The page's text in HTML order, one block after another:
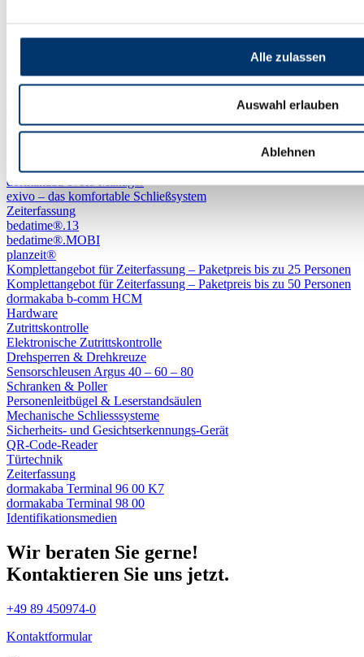
Alle zulassen
Auswahl erlauben
Ablehnen
Unsere Produkte
Zutrittskontrolle
bedatime®.13
Kommunikationssoftware
dormakaba evolo smart
dormakaba evolo Manager
exivo – das komfortable Schließsystem
Zeiterfassung
bedatime®.13
bedatime®.MOBI
planzeit®
Komplettangebot für Zeiterfassung – Paketpreis bis zu 25 Personen
Komplettangebot für Zeiterfassung – Paketpreis bis zu 50 Personen
dormakaba b-comm HCM
Hardware
Zutrittskontrolle
Elektronische Zutrittskontrolle
Drehsperren & Drehkreuze
Sensorschleusen Argus 40 – 60 – 80
Schranken & Poller
Personenleitbügel & Leserstandsäulen
Mechanische Schliess­systeme
Sicherheits- und Gesichtserkennungs-Gerät
QR-Code-Reader
Türtechnik
Zeiterfassung
dormakaba Terminal 96 00 K7
dormakaba Terminal 98 00
Identifikations­medien
Wir beraten Sie gerne!
Kontaktieren Sie uns jetzt.
+49 89 450974-0
Kontaktformular